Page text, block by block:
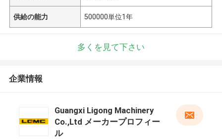
供給の能力 500000単位1年
多くを見て下さい
企業情報
Guangxi Ligong Machinery
Co.,Ltd メーカープロフィー
ル